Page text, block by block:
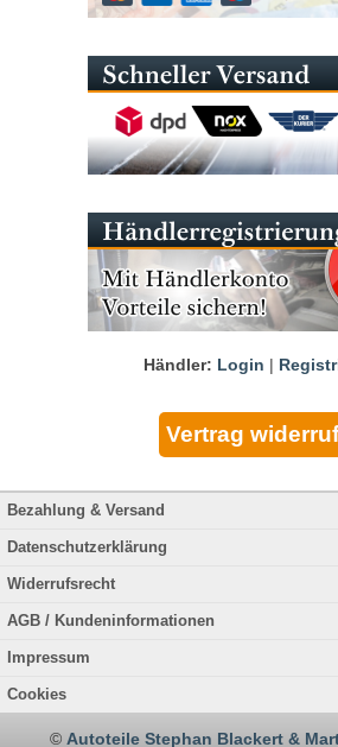
Händler: Login |
Bezahlung & Versand
Datenschutzerklärung
Widerrufsrecht
AGB / Kundeninformationen
Impressum
Cookies
© Autoteile Stephan Blackert &